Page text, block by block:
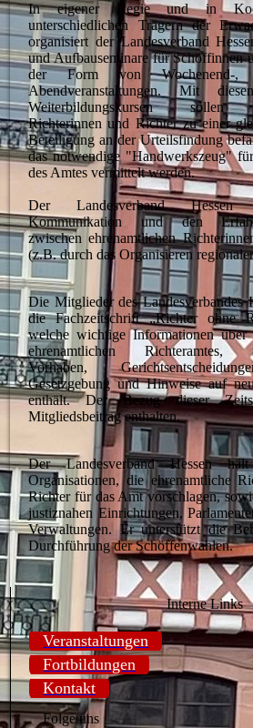
In eigener Regie und in
unterschiedlichen Trägern der
organisiert der Landesverband
und Aufbauseminare für Schöffinnen
der Form von Wochenend-,
Abendveranstaltungen. Mit
Weiterbildungskursen sollen
Richterinnen und Richter zu einer
Beteiligung an der Urteilsfindung
das notwendige "Handwerkszeug"
des Amtes vermittelt werden.
Der Landesverband
Kommunikation und den
zwischen ehrenamtlichen
(z.B. durch das Organisieren
Die Mitglieder des Landesverbandes
die Fachzeitschrift „Richter ohne
welche wichtige Informationen über
ehrenamtlichen Richteramtes,
Vorhaben,
Gesetzgebung und Hinweise auf
enthält. Der Bezug dieser
Mitgliedsbeitrag enthalten.
Der Landesverband Hessen
Organisationen, die ehrenamtliche
Richter für das Amt vorschlagen,
justiznahen Einrichtungen,
Verwaltungen. Er unterstützt die
Durchführung der Schöffenwahlen.
Interne Links
Veranstaltungen
Fortbildungen
Kontakt
Folge uns